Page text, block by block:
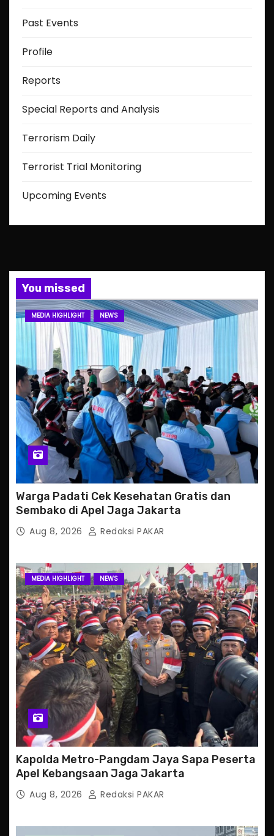
Past Events
Profile
Reports
Special Reports and Analysis
Terrorism Daily
Terrorist Trial Monitoring
Upcoming Events
You missed
MEDIA HIGHLIGHT NEWS
Warga Padati Cek Kesehatan Gratis dan
Sembako di Apel Jaga Jakarta
Aug 8, 2026 Redaksi PAKAR
MEDIA HIGHLIGHT NEWS
Kapolda Metro-Pangdam Jaya Sapa Peserta
Apel Kebangsaan Jaga Jakarta
Aug 8, 2026 Redaksi PAKAR